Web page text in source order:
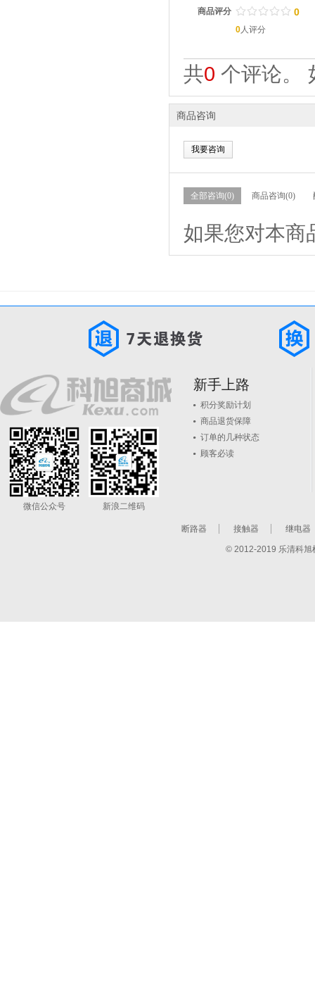
商品评分 / / / / /
. . . . . 0
0人评分
共0 个评论。
商品咨询
我要咨询
全部咨询(0) 商品咨询(0)
如果您对本商
微信公众号 新浪二维码
新手上路
积分奖励计划
商品退货保障
订单的几种状态
顾客必读
断路器 接触器 继电器
© 2012-2019 乐清科旭